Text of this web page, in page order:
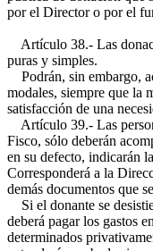
por el Director o por el
Artículo 38.- Las
puras y simples.
Podrán, sin embargo,
modales, siempre que la
satisfacción de una
Artículo 39.- Las
Fisco, sólo deberán
en su defecto, indicarán
Corresponderá a la
demás documentos que
Si el donante se
deberá pagar los gastos
determinados